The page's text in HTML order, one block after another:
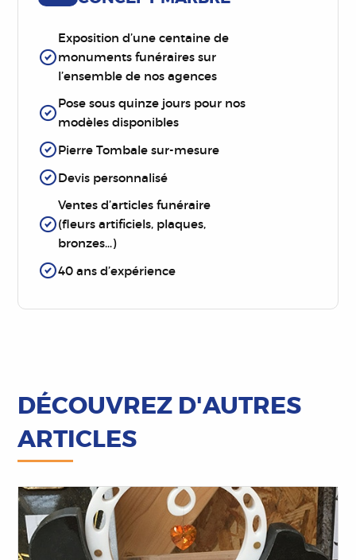
Exposition d’une centaine de
monuments funéraires sur
l’ensemble de nos agences
Pose sous quinze jours pour nos
modèles disponibles
Pierre Tombale sur-mesure
Devis personnalisé
Ventes d’articles funéraire
(fleurs artificiels, plaques,
bronzes…)
40 ans d’expérience
DÉCOUVREZ D'AUTRES
ARTICLES